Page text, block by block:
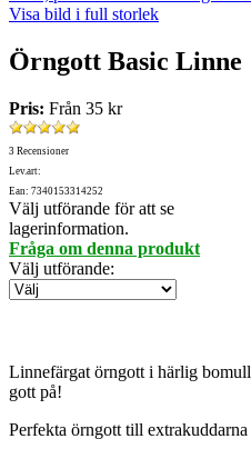
Visa bild i full storlek
Örngott Basic Linne
Pris: Från 35 kr
3 Recensioner
Lev.art:
Ean: 7340153314252
Välj utförande för att se
lagerinformation.
Fråga om denna produkt
Välj utförande:
Linnefärgat örngott i härlig
gott på!
Perfekta örngott till extrakuddarna